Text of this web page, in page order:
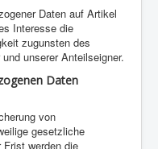
Daten auf Artikel
Interesse die
zugunsten des
unserer Anteilseigner.
Daten
von
gesetzliche
werden die